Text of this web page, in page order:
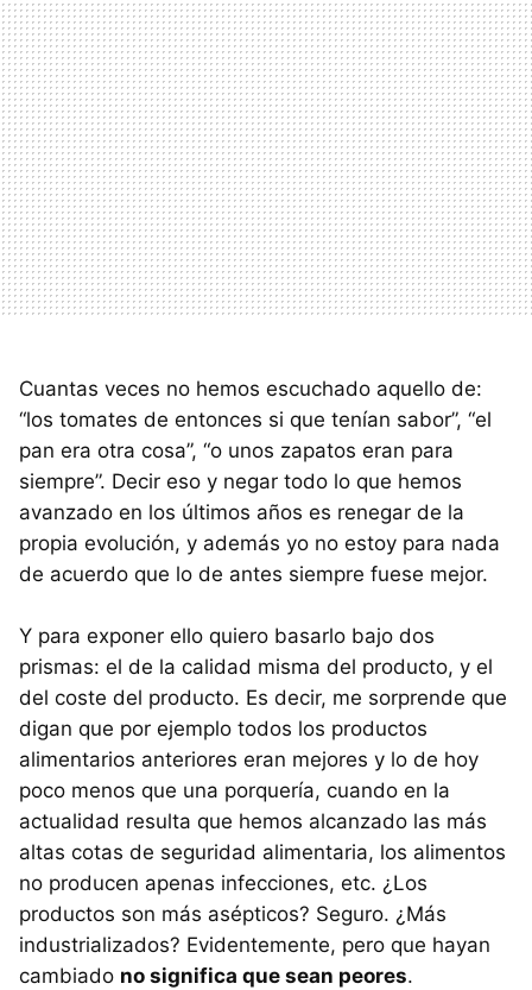
Cuantas veces no hemos escuchado aquello de:
“los tomates de entonces si que tenían sabor”, “el
pan era otra cosa”, “o unos zapatos eran para
siempre”. Decir eso y negar todo lo que hemos
avanzado en los últimos años es renegar de la
propia evolución, y además yo no estoy para nada
de acuerdo que lo de antes siempre fuese mejor.
Y para exponer ello quiero basarlo bajo dos
prismas: el de la calidad misma del producto, y el
del coste del producto. Es decir, me sorprende que
digan que por ejemplo todos los productos
alimentarios anteriores eran mejores y lo de hoy
poco menos que una porquería, cuando en la
actualidad resulta que hemos alcanzado las más
altas cotas de seguridad alimentaria, los alimentos
no producen apenas infecciones, etc. ¿Los
productos son más asépticos? Seguro. ¿Más
industrializados? Evidentemente, pero que hayan
cambiado no significa que sean peores.